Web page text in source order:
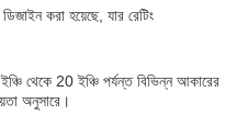
করা হয়েছে, যার রেটিং
থেকে 20 ইঞ্চি পর্যন্ত বিভিন্ন আকারের
অনুসারে।